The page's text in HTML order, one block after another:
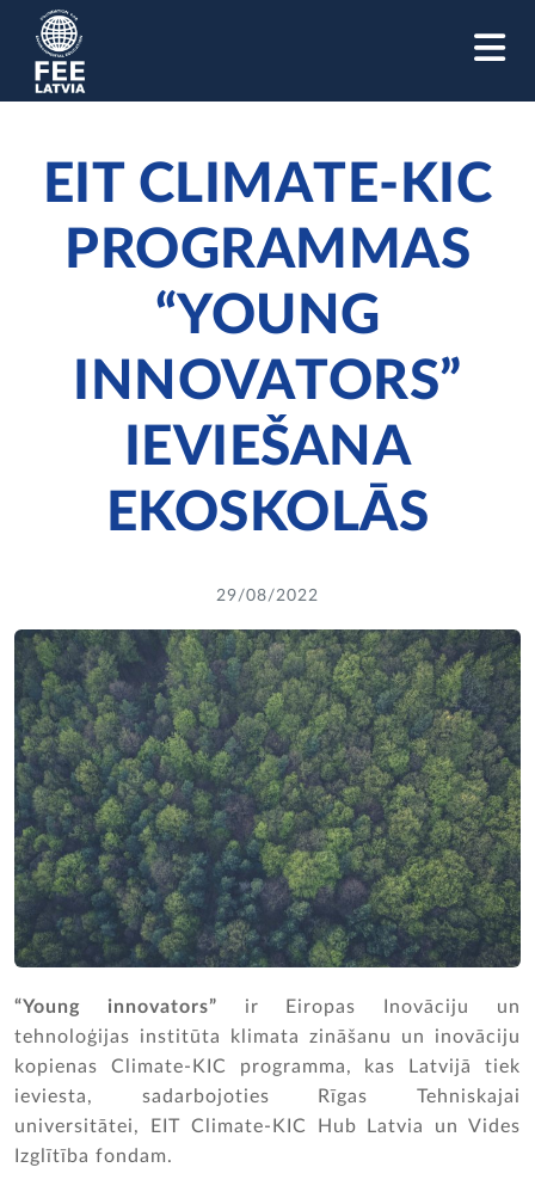
EIT CLIMATE-KIC
PROGRAMMAS
“YOUNG
INNOVATORS”
IEVIEŠANA
EKOSKOLĀS
29/08/2022
“Young innovators” ir Eiropas Inovāciju un
tehnoloģijas institūta klimata zināšanu un inovāciju
kopienas Climate-KIC programma, kas Latvijā tiek
ieviesta, sadarbojoties Rīgas Tehniskajai
universitātei, EIT Climate-KIC Hub Latvia un Vides
Izglītība fondam.